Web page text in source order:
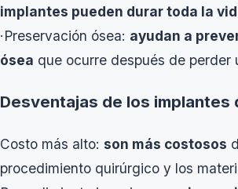
implantes pueden durar toda la
·Preservación ósea: ayudan a
ósea que ocurre después de perder
Desventajas de los implantes
Costo más alto: son más costosos
procedimiento quirúrgico y los